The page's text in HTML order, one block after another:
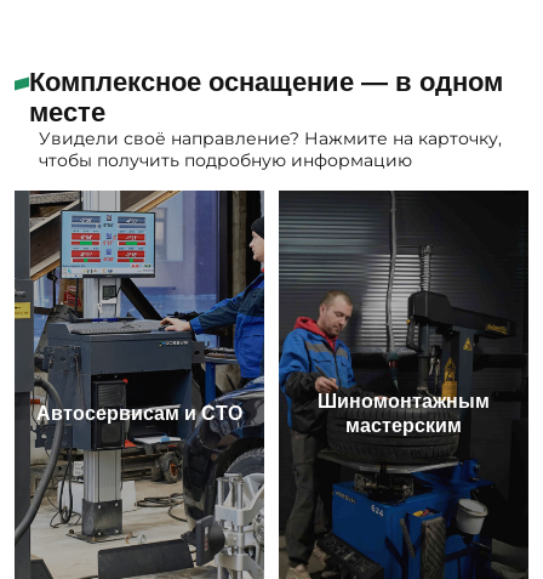
Комплексное оснащение — в одном
месте
Увидели своё направление? Нажмите на карточку,
чтобы получить подробную информацию
Автосервисам и СТО
Шиномонтажным
мастерским